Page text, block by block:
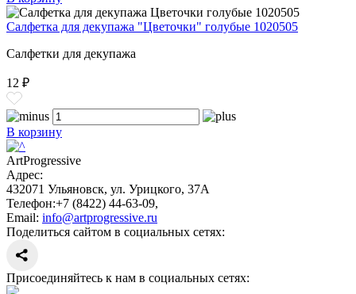
Салфетка для декупажа "Цветочки" голубые 1020505
Салфетки для декупажа
12 ₽
В корзину
ArtProgressive
Адрес:
432071 Ульяновск, ул. Урицкого, 37А
Телефон:+7 (8422) 44-63-09,
Email: info@artprogressive.ru
Поделиться сайтом в социальных сетях:
Присоединяйтесь к нам в социальных сетях: